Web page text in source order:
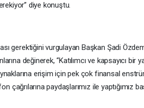
diye konuştu.
gerektiğini vurgulayan Başkan Şadi
değinerek, “Katılımcı ve kapsayıcı bir
erişim için pek çok finansal
paydaşlarımız ile yaptığımız